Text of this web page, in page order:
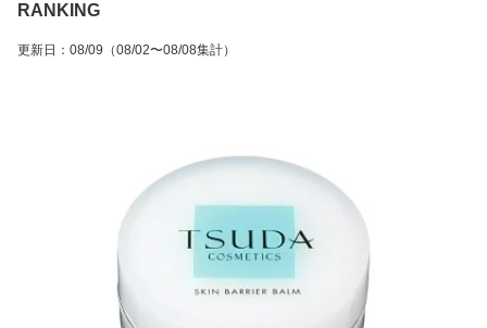
RANKING
更新日 ： 08/09 （08/02〜08/08集計）